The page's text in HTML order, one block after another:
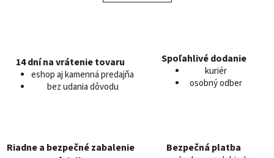
d
14 dní na vrátenie tovaru
eshop aj kamenná predajňa
bez udania dôvodu
Spoľahlivé dodanie
kuriér
osobný odber
Riadne a bezpečné zabalenie
Bezpečná platba